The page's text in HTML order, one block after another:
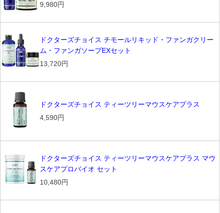
9,980円
ドクターズチョイス チモールリキッド・ファンガクリー
ム・ファンガソープEXセット
13,720円
ドクターズチョイス ティーツリーマウスケアプラス
4,590円
ドクターズチョイス ティーツリーマウスケアプラス マウ
スケアプロバイオ セット
10,480円